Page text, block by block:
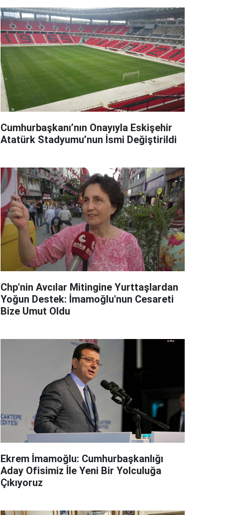
Cumhurbaşkanı’nın Onayıyla Eskişehir
Atatürk Stadyumu’nun İsmi Değiştirildi
Chp'nin Avcılar Mitingine Yurttaşlardan
Yoğun Destek: İmamoğlu'nun Cesareti
Bize Umut Oldu
Ekrem İmamoğlu: Cumhurbaşkanlığı
Aday Ofisimiz İle Yeni Bir Yolculuğa
Çıkıyoruz